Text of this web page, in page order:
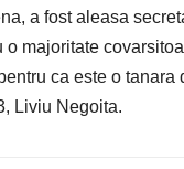
a fost aleasa
majoritate
ca este o
Liviu Negoita.